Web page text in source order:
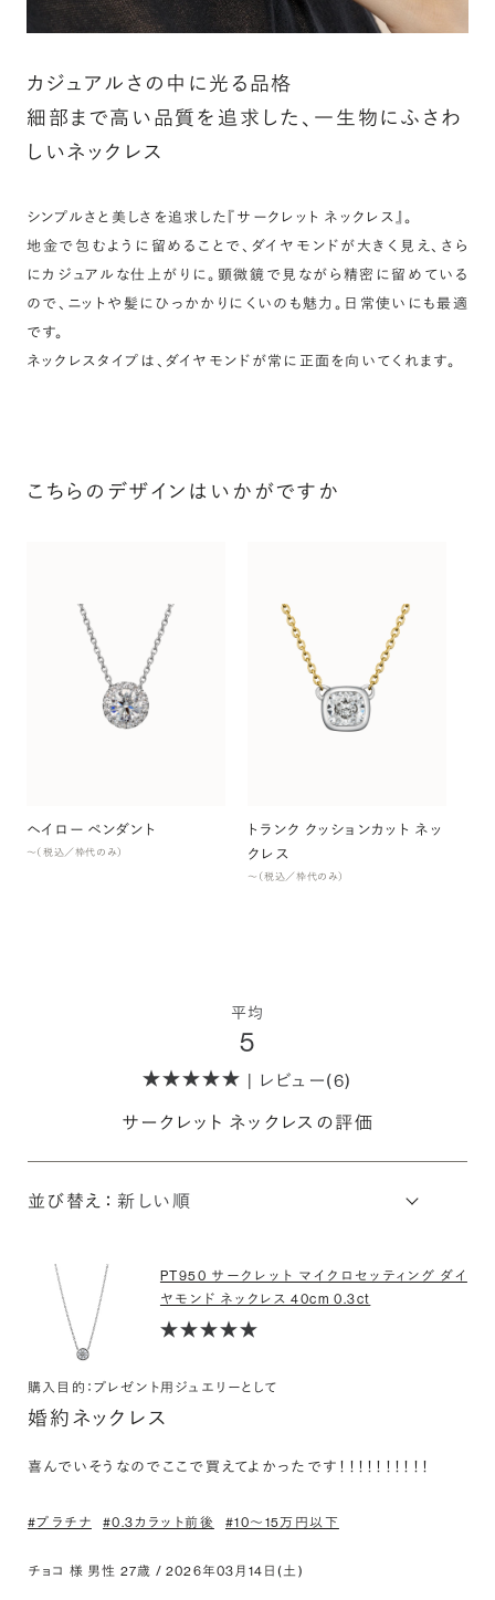
カジュアルさの中に光る品格
細部まで高い品質を追求した、一生物にふさわ
しいネックレス
シンプルさと美しさを追求した『サークレット ネックレス』。
地金で包むように留めることで、ダイヤモンドが大きく見え、さら
にカジュアルな仕上がりに。顕微鏡で見ながら精密に留めている
ので、ニットや髪にひっかかりにくいのも魅力。日常使いにも最適
です。
ネックレスタイプは、ダイヤモンドが常に正面を向いてくれます。
こちらのデザインはいかがですか
ヘイロー ペンダント
〜（税込／枠代のみ）
トランク クッションカット ネッ
クレス
〜（税込／枠代のみ）
平均
5
| レビュー(6)
サークレット ネックレスの評価
並び替え：
PT950 サークレット マイクロセッティング ダイ
ヤモンド ネックレス 40cm 0.3ct
購入目的：プレゼント用ジュエリーとして
婚約ネックレス
喜んでいそうなのでここで買えてよかったです！！！！！！！！！！
#プラチナ #0.3カラット前後 #10〜15万円以下
チョコ 様 男性 27歳 / 2026年03月14日(土)